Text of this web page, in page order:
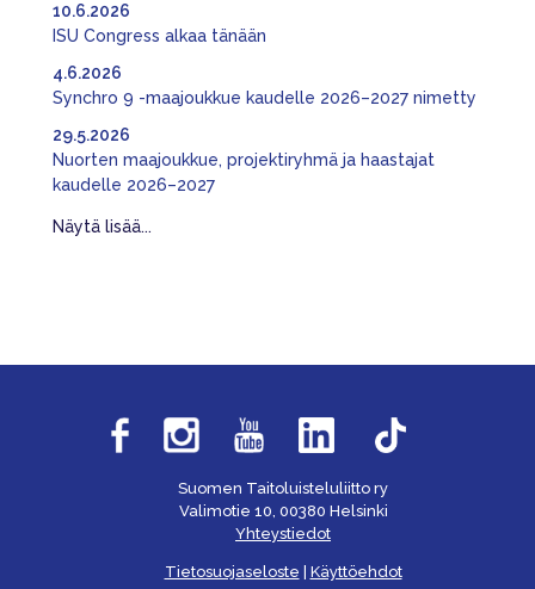
ISU Congress alkaa tänään
10.6.2026
Synchro 9 -maajoukkue kaudelle 2026–2027 nimetty
4.6.2026
Nuorten maajoukkue, projektiryhmä ja haastajat
kaudelle 2026–2027
29.5.2026
Näytä lisää...
Suomen Taitoluisteluliitto ry
Valimotie 10, 00380 Helsinki
Yhteystiedot
Tietosuojaseloste Käyttöehdot